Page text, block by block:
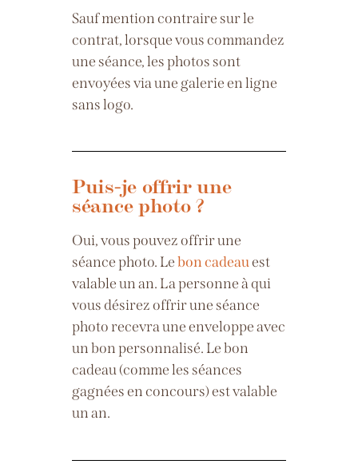
Sauf mention contraire sur le
contrat, lorsque vous commandez
une séance, les photos sont
envoyées via une galerie en ligne
sans logo.
Puis-je offrir une
séance photo ?
Oui, vous pouvez offrir une
séance photo. Lebon cadeauest
valable un an. La personne à qui
vous désirez offrir une séance
photo recevra une enveloppe avec
un bon personnalisé. Le bon
cadeau (comme les séances
gagnées en concours) est valable
un an.